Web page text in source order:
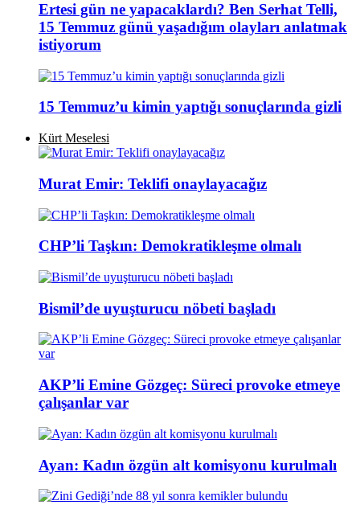
Ertesi gün ne yapacaklardı? Ben Serhat Telli,
15 Temmuz günü yaşadığım olayları anlatmak
istiyorum
15 Temmuz’u kimin yaptığı sonuçlarında gizli
Kürt Meselesi
Murat Emir: Teklifi onaylayacağız
CHP’li Taşkın: Demokratikleşme olmalı
Bismil’de uyuşturucu nöbeti başladı
AKP’li Emine Gözgeç: Süreci provoke etmeye
çalışanlar var
Ayan: Kadın özgün alt komisyonu kurulmalı